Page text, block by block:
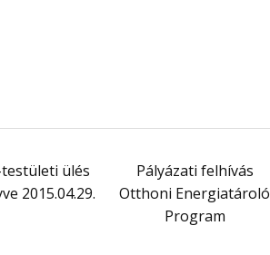
ülés
2015.04.29.
Pályázati felhívás
Otthoni Energiatároló
Program